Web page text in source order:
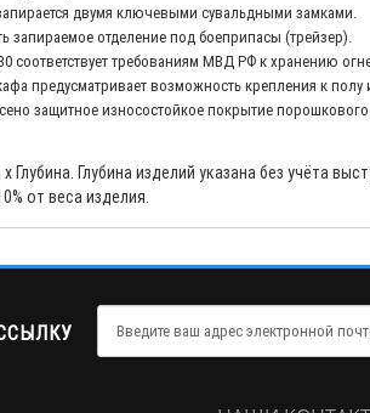
двумя ключевыми сувальдными замками.
запираемое отделение под боеприпасы (трейзер).
соответствует требованиям МВД РФ к хранению
предусматривает возможность крепления к
защитное износостойкое покрытие
Глубина изделий указана без учёта
от веса изделия.